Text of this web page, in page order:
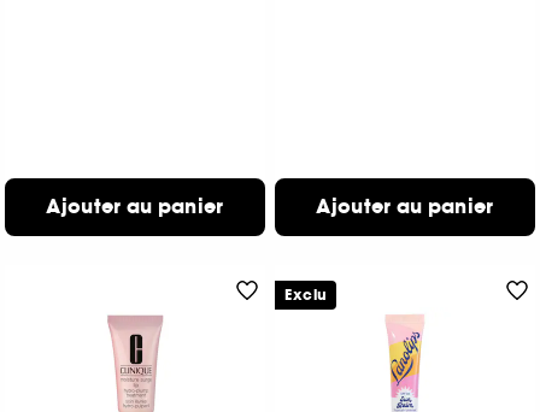
Ajouter au panier Ajouter au panier
Exclu